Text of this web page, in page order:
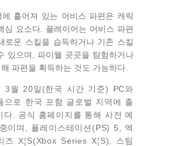
에 흩어져 있는 어비스 파편은 캐릭
심 요소다. 플레이어는 어비스 파편
로운 스킬을 습득하거나 기존 스킬
있으며, 파이웰 곳곳을 탐험하거나
파편을 획득하는 것도 가능하다.
3월 20일(한국 시간 기준) PC와
으로 한국 포함 글로벌 지역에 출
다. 공식 홈페이지를 통해 사전 예
이며, 플레이스테이션(PS) 5, 엑
즈 X¦S(Xbox Series X¦S), 스팀